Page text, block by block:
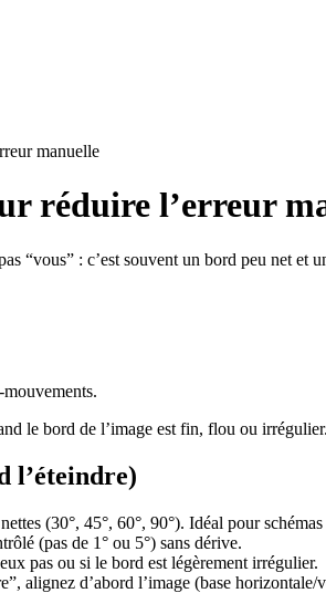
manuelle
réduire l’erreur
“vous” : c’est souvent un bord peu net
le bord de l’image est fin, flou ou irrégulier.
l’éteindre)
(30°, 45°, 60°, 90°). Idéal pour
(pas de 1° ou 5°) sans dérive.
pas ou si le bord est légèrement irrégulier.
alignez d’abord l’image (base horizontale/